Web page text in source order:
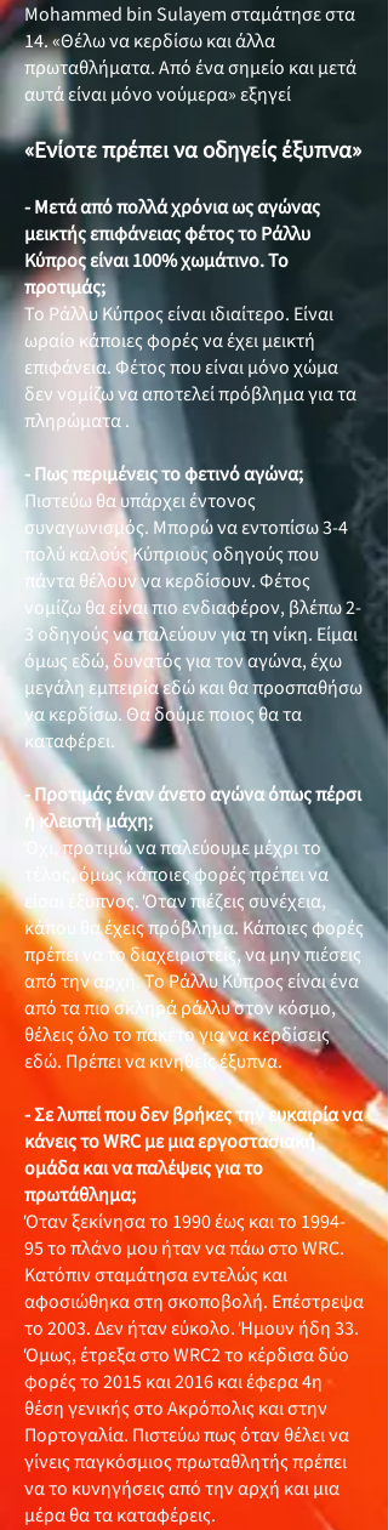
Mohammed bin Sulayem σταμάτησε στα
14. «Θέλω να κερδίσω και άλλα
πρωταθλήματα. Από ένα σημείο και μετά
αυτά είναι μόνο νούμερα» εξηγεί
«Ενίοτε πρέπει να οδηγείς έξυπνα»
- Μετά από πολλά χρόνια ως αγώνας
μεικτής επιφάνειας φέτος το Ράλλυ
Κύπρος είναι 100% χωμάτινο. Το
προτιμάς;
Το Ράλλυ Κύπρος είναι ιδιαίτερο. Είναι
ωραίο κάποιες φορές να έχει μεικτή
επιφάνεια. Φέτος που είναι μόνο χώμα
δεν νομίζω να αποτελεί πρόβλημα για τα
πληρώματα .
- Πως περιμένεις το φετινό αγώνα;
Πιστεύω θα υπάρχει έντονος
συναγωνισμός. Μπορώ να εντοπίσω 3-4
πολύ καλούς Κύπριους οδηγούς που
πάντα θέλουν να κερδίσουν. Φέτος
νομίζω θα είναι πιο ενδιαφέρον, βλέπω 2-
3 οδηγούς να παλεύουν για τη νίκη. Είμαι
όμως εδώ, δυνατός για τον αγώνα, έχω
μεγάλη εμπειρία εδώ και θα προσπαθήσω
να κερδίσω. Θα δούμε ποιος θα τα
καταφέρει.
- Προτιμάς έναν άνετο αγώνα όπως πέρσι
ή κλειστή μάχη;
Όχι, προτιμώ να παλεύουμε μέχρι το
τέλος, όμως κάποιες φορές πρέπει να
είσαι έξυπνος. Όταν πιέζεις συνέχεια,
κάπου θα έχεις πρόβλημα. Κάποιες φορές
πρέπει να το διαχειριστείς, να μην πιέσεις
από την αρχή. Το Ράλλυ Κύπρος είναι ένα
από τα πιο σκληρά ράλλυ στον κόσμο,
θέλεις όλο το πακέτο για να κερδίσεις
εδώ. Πρέπει να κινηθείς έξυπνα.
- Σε λυπεί που δεν βρήκες την ευκαιρία να
κάνεις το WRC με μια εργοστασιακή
ομάδα και να παλέψεις για το
πρωτάθλημα;
Όταν ξεκίνησα το 1990 έως και το 1994-
95 το πλάνο μου ήταν να πάω στο WRC.
Κατόπιν σταμάτησα εντελώς και
αφοσιώθηκα στη σκοποβολή. Επέστρεψα
το 2003. Δεν ήταν εύκολο. Ήμουν ήδη 33.
Όμως, έτρεξα στο WRC2 το κέρδισα δύο
φορές το 2015 και 2016 και έφερα 4η
θέση γενικής στο Ακρόπολις και στην
Πορτογαλία. Πιστεύω πως όταν θέλει να
γίνεις παγκόσμιος πρωταθλητής πρέπει
να το κυνηγήσεις από την αρχή και μια
μέρα θα τα καταφέρεις.